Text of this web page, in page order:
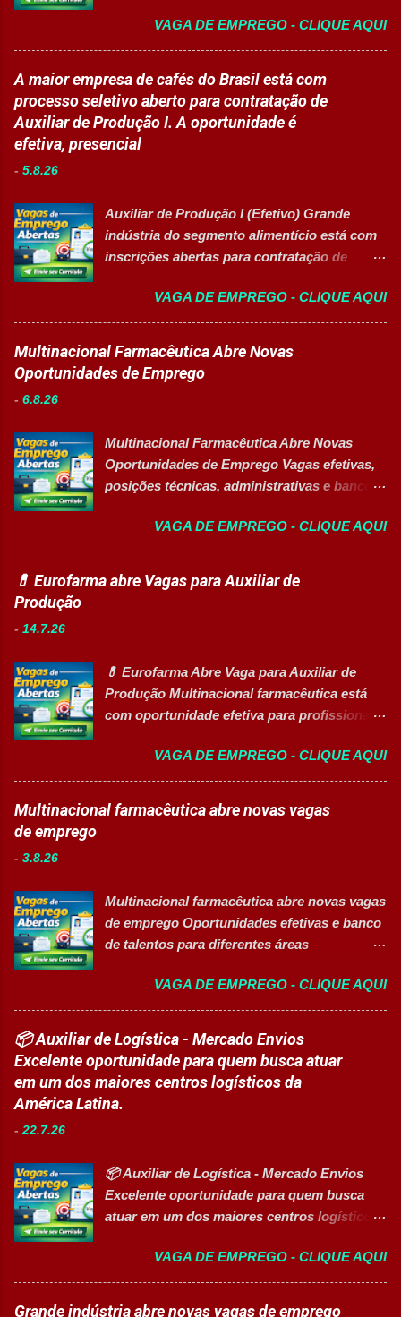
para apoiar o desenvolvimento do aluno
durante todo o período de estudos. Opções
de Formação Disponíveis Aperfeiçoamento
em Gestão e Serviços de Gastronomia
(Turma Vespertina) Aperfeiçoamento em
Gestão e Serviços de Gastronomia (Turma
Estrutura e Horários das Turmas
Gastronomia (Tarde): Aulas de 13h...
e excelência operacional 👉 CANDIDATAR-
SE AGORA Sobre a Posição Líder mundial
no segmento de alimentos e bebidas busca
profissional qualificado para coordenar as
áreas de Manutenção e Utilidades em sua
unidade fabril. A posição tem como foco
estratégica em projetos de melhoria
contínua da planta industrial. Principais
Responsabilidades Assegurar a manutenção
utilidades, elétrica e setores auxiliares.
Identificar oportunidades de melhoria
contínua nos processos e no consumo de
recursos energéticos. Garantir a
Liderar a gestão da ...
VAGA DE EMPREGO - CLIQUE AQUI
A maior empresa de cafés do Brasil está com
processo seletivo aberto para contratação de
Auxiliar de Produção I. A oportunidade é
efetiva, presencial
- 5.8.26
Auxiliar de Produção I (Efetivo) Grande
indústria do segmento alimentício está com
inscrições abertas para contratação de
AGORA Resumo da vaga Cargo: Auxiliar de
Produção I Empresa: Grupo 3Corações Tipo
de contratação: Efetivo (CLT) Modelo de
trabalho: Presencial Inscrições até: 10 de
agosto de 2026 Acessibilidade: Vaga
abastecer materiais para as linhas de
produção. Separar produtos e insumos
utilizados na fabricação. Realizar paletização
o ambiente de trabalho limpo. Auxiliar
operadores nas atividades produtivas.
Comunicar anormalidades nos
produtiva. Requisitos Ensino Médio
completo. Disponibilidade para trab...
VAGA DE EMPREGO - CLIQUE AQUI
Multinacional Farmacêutica Abre Novas
Oportunidades de Emprego
- 6.8.26
Multinacional Farmacêutica Abre Novas
Oportunidades de Emprego Vagas efetivas,
posições técnicas, administrativas e banco
CANDIDATAR-SE AGORA Sobre as
Oportunidades Uma das maiores empresas
do setor farmacêutico e de saúde está com
processo seletivo aberto para contratação
operacional. Estão disponíveis cargos de
nível operacional, técnico, administrativo e
de gestão, além de opções de cadastro em
oportunidades de carreira. Vagas
Disponíveis Analista de Projetos Pleno
Auxiliar de Almoxarifado OEA Auxiliar de
Produção (Alimentos) Banco de Talentos -
Oportunidades Gerais Áreas de Atuação
Produção In...
VAGA DE EMPREGO - CLIQUE AQUI
💊 Eurofarma abre Vagas para Auxiliar de
Produção
- 14.7.26
💊 Eurofarma Abre Vaga para Auxiliar de
Produção Multinacional farmacêutica está
com oportunidade efetiva para profissionais
Deficiência (PcD). 🏢 Sobre a Eurofarma
Com mais de 50 anos de história , a
Eurofarma é uma multinacional brasileira
presente em 22 países , reconhecida pela
melhores empresas para trabalhar,
oferecendo oportunidades de crescimento,
desenvolvimento profissional e um ambiente
CANDIDATAR-SE AGORA 📋 Principais
Atividades ✅ Auxiliar nas atividades de
embalagem, envase, manipulação e
preparação de materiais; ✅ Apoiar a limpeza
técnica das áreas produtivas; ✅ Preencher e
conferir documentos de produção; ✅
realizar devoluções quand...
VAGA DE EMPREGO - CLIQUE AQUI
Multinacional farmacêutica abre novas vagas
de emprego
- 3.8.26
Multinacional farmacêutica abre novas vagas
de emprego Oportunidades efetivas e banco
de talentos para diferentes áreas
Sobre as oportunidades Uma das maiores
multinacionais farmacêuticas do Brasil está
com novas oportunidades abertas para
profissionais que desejam atuar em um
ambiente inovador, colaborativo e voltado
para o desenvolvimento de pessoas. As
profissionais com diferentes perfis e níveis
de experiência. Vagas disponíveis Analista
de Projetos Pleno Auxiliar de Almoxarifado
Manutenção II Banco de Talentos Áreas de
atuação Produção Industrial. Logística.
Almoxarifado. Projetos. Engenharia.
VAGA DE EMPREGO - CLIQUE AQUI
📦 Auxiliar de Logística - Mercado Envios
Excelente oportunidade para quem busca atuar
em um dos maiores centros logísticos da
América Latina.
- 22.7.26
📦 Auxiliar de Logística - Mercado Envios
Excelente oportunidade para quem busca
atuar em um dos maiores centros logísticos
📋 Sobre a oportunidade O Mercado Envios
está com oportunidade para Auxiliar de
Logística . A empresa busca profissionais
VAGA DE EMPREGO - CLIQUE AQUI
Grande indústria abre novas vagas de emprego